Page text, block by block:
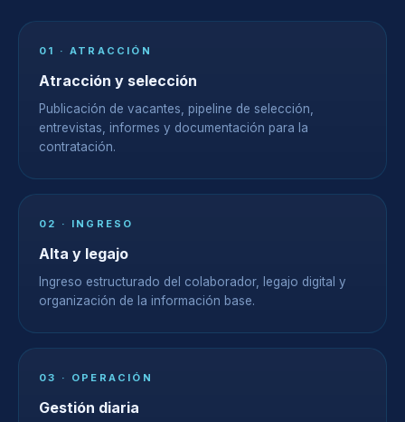
01 · ATRACCIÓN
Atracción y selección
Publicación de vacantes, pipeline de selección,
entrevistas, informes y documentación para la
contratación.
02 · INGRESO
Alta y legajo
Ingreso estructurado del colaborador, legajo digital y
organización de la información base.
03 · OPERACIÓN
Gestión diaria